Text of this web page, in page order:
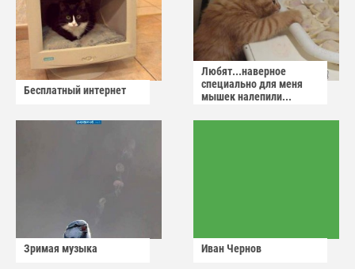
Бесплатный интернет
Любят...наверное
специально для меня
мышек налепили...
Зримая музыка Иван Чернов